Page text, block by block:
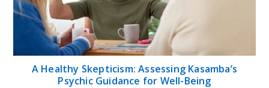
A Healthy Skepticism: Assessing Kasamba’s
Psychic Guidance for Well-Being